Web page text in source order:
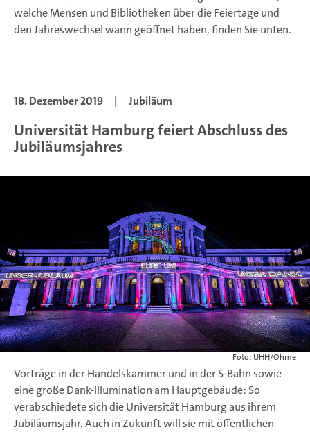
welche Mensen und Bibliotheken über die Feiertage und
den Jahreswechsel wann geöffnet haben, finden Sie unten.
18. Dezember 2019 | Jubiläum
Universität Hamburg feiert Abschluss des
Jubiläumsjahres
Foto: UHH/Ohme
Vorträge in der Handelskammer und in der S-Bahn sowie
eine große Dank-Illumination am Hauptgebäude: So
verabschiedete sich die Universität Hamburg aus ihrem
Jubiläumsjahr. Auch in Zukunft will sie mit öffentlichen